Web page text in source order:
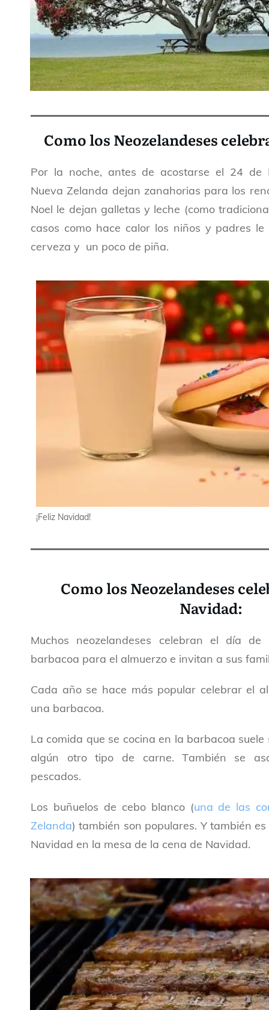
Como los Neozelandeses
Por la noche, antes de acostarse el 24 de
Nueva Zelanda dejan zanahorias para los
Noel le dejan galletas y leche (como
casos como hace calor los niños y padres
cerveza y un poco de piña.
¡Feliz Navidad!
Como los Neozelandeses
Navidad:
Muchos neozelandeses celebran el día
barbacoa para el almuerzo e invitan a sus
Cada año se hace más popular celebrar el
una barbacoa.
La comida que se cocina en la barbacoa
algún otro tipo de carne. También se
pescados.
Los buñuelos de cebo blanco (una de las
Zelanda) también son populares. Y también
Navidad en la mesa de la cena de Navidad.